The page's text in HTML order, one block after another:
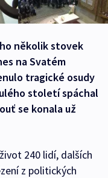
několik stovek
na Svatém
tragické osudy
století spáchal
se konala už
240 lidí, dalších
z politických